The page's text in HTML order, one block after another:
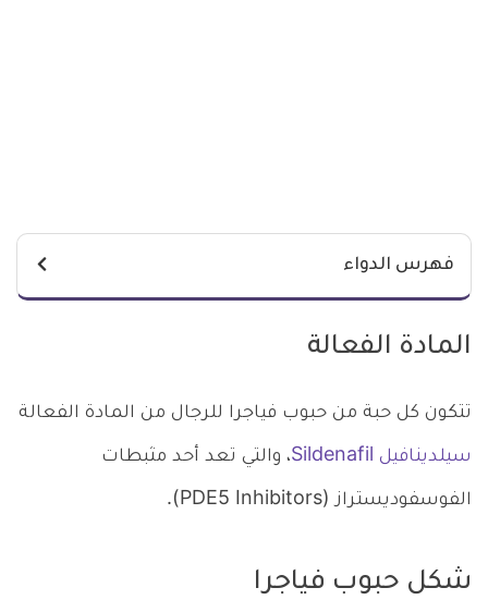
فهرس الدواء
المادة الفعالة
تتكون كل حبة من حبوب فياجرا للرجال من المادة الفعالة
سيلدينافيل Sildenafil ، والتي تعد أحد مثبطات
الفوسفوديستراز (PDE5 Inhibitors).
شكل حبوب فياجرا